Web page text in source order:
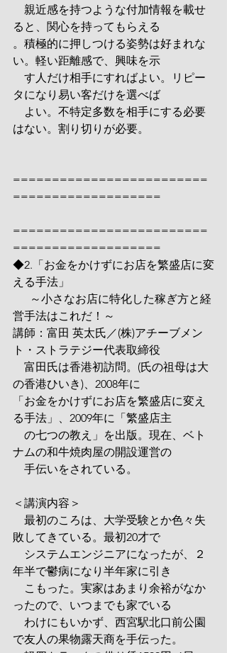
親近感を持つような付加情報を載せ
ると、関心を持ってもらえる
。積極的に押しつける姿勢は好まれな
い。軽い距離感で、興味を示
す人だけ相手にすればよい。リピー
タになり易い客だけを選べば
よい。不特定多数を相手にする必要
はない。割り切りが必要。
=========================
===================
=========================
===================
◆2.「お金をかけずにお店を繁盛店に変
える手法」
営手法はこれだ！～
講師：富田 英太氏／(株)アチーブメン
ト・ストラテジー代表取締役
富田氏は香港初訪問。(氏の祖母は大
の香港ひいき)、2008年に
「お金をかけずにお店を繁盛店に変え
る手法」、2009年に「繁盛店主
の七つの教え」を出版。現在、ベト
ナムの和牛焼肉屋の開設運営の
手伝いをされている。
＜講演内容＞
最初のころは、大学受験とか色々失
敗してきている。最初20才で
システムエンジニアになったが、２
年半で鬱病になり半年家に引き
こもった。実家はあまり余裕がなか
ったので、いつまでも家でいる
わけにもいかず、西宮駅北口前公園
で友人の果物露天商を手伝った。